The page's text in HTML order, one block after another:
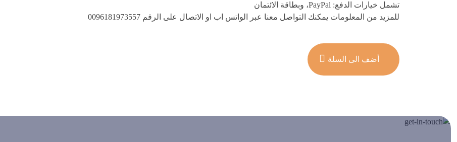
تشمل خيارات الدفع: PayPal، وبطاقة الائتمان
للمزيد من المعلومات يمكنك التواصل معنا عبر الواتس اب او الاتصال على الرقم 0096181973557
أضف الى السلة